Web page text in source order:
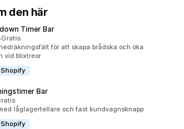
den här
Timer Bar
totalt
Gratis
för att skapa brådska och öka
vid blixtreor
Bar
totalt
låglagertellare och fast kundvagnsknapp